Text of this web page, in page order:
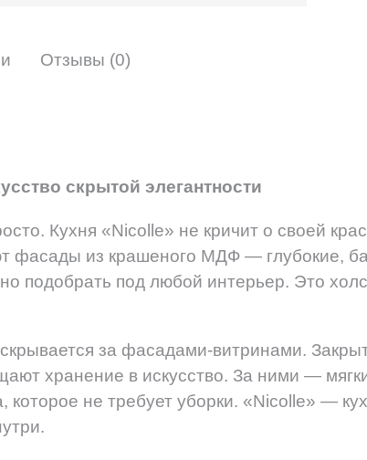
Отзывы (0)
скрытой элегантности
Кухня «Nicolle» не кричит о своей
фасады из крашеного МДФ — глубокие,
подобрать под любой интерьер. Это
за фасадами-витринами.
хранение в искусство. За ними —
не требует уборки. «Nicolle» —